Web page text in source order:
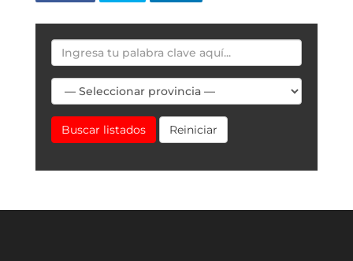
Buscar listados Reiniciar